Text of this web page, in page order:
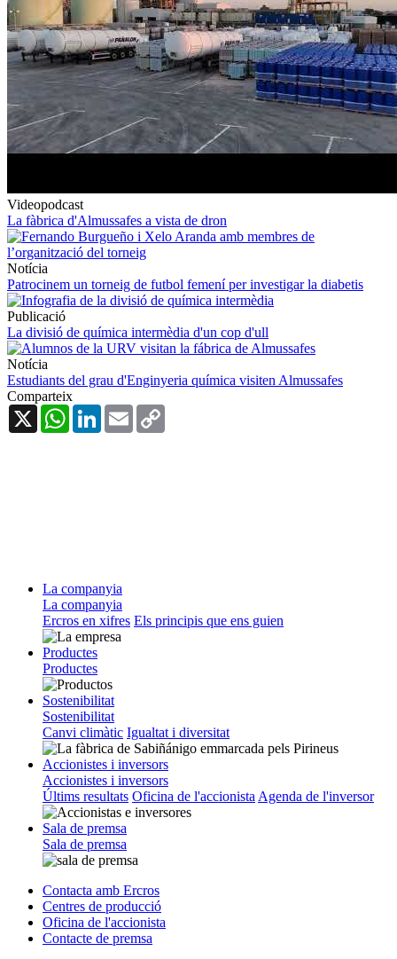
Videopodcast
La fàbrica d'Almussafes a vista de dron
Notícia
Patrocinem un torneig de futbol femení per investigar la diabetis
Publicació
La divisió de química intermèdia d'un cop d'ull
Notícia
Estudiants del grau d'Enginyeria química visiten Almussafes
Comparteix
X
WhatsAppLinkedInEmail
La companyia
La companyia
Ercros en xifres Els principis que ens guien
Productes
Productes
Sostenibilitat
Sostenibilitat
Canvi climàtic Igualtat i diversitat
Accionistes i inversors
Accionistes i inversors
Últims resultats Oficina de l'accionista Agenda de l'inversor
Sala de premsa
Sala de premsa
Contacta amb Ercros
Centres de producció
Oficina de l'accionista
Contacte de premsa